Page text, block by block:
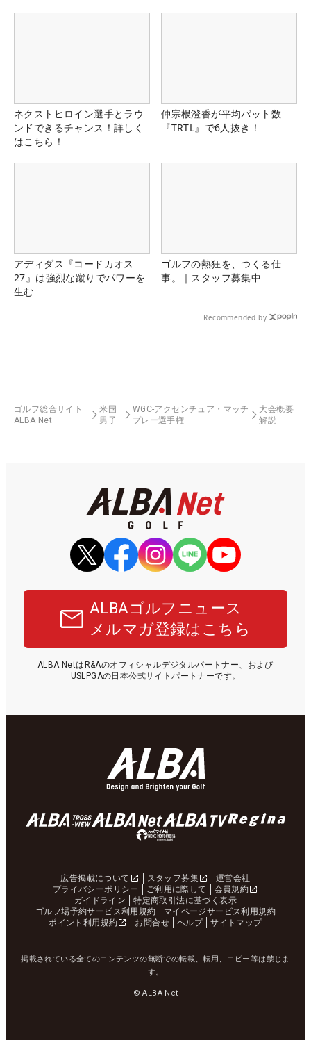
ネクストヒロイン選手とラウ
ンドできるチャンス！詳しく
はこちら！
仲宗根澄香が平均パット数
『TRTL』で6人抜き！
アディダス『コードカオス
27』は強烈な蹴りでパワーを
生む
ゴルフの熱狂を、つくる仕
事。｜スタッフ募集中
Recommended by
ゴルフ総合サイト
ALBA Net
米国
男子
WGC-アクセンチュア・マッチ
プレー選手権
大会概要
解説
ALBAゴルフニュース
メルマガ登録はこちら
ALBA NetはR&Aのオフィシャルデジタルパートナー、および
USLPGAの日本公式サイトパートナーです。
広告掲載について スタッフ募集
運営会社
プライバシーポリシー
ご利用に際して
会員規約
ガイドライン
特定商取引法に基づく表示
ゴルフ場予約サービス利用規約
マイページサービス利用規約
ポイント利用規約
お問合せ ヘルプ サイトマップ
掲載されている全てのコンテンツの無断での転載、転用、コピー等は禁じま
す。
© ALBA Net